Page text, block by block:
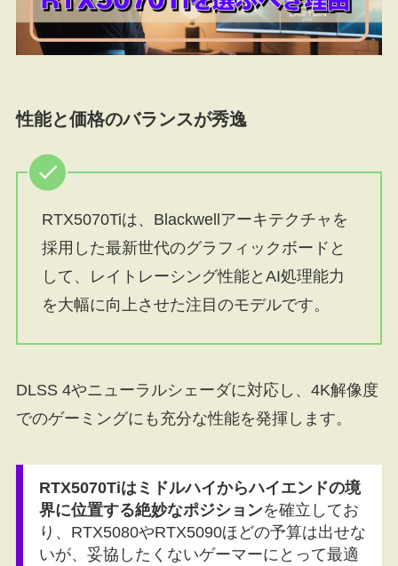
性能と価格のバランスが秀逸
RTX5070Tiは、Blackwellアーキテクチャを
採用した最新世代のグラフィックボードと
して、レイトレーシング性能とAI処理能力
を大幅に向上させた注目のモデルです。
DLSS 4やニューラルシェーダに対応し、4K解像度
でのゲーミングにも充分な性能を発揮します。
RTX5070Tiはミドルハイからハイエンドの境
界に位置する絶妙なポジションを確立してお
り、RTX5080やRTX5090ほどの予算は出せな
いが、妥協したくないゲーマーにとって最適